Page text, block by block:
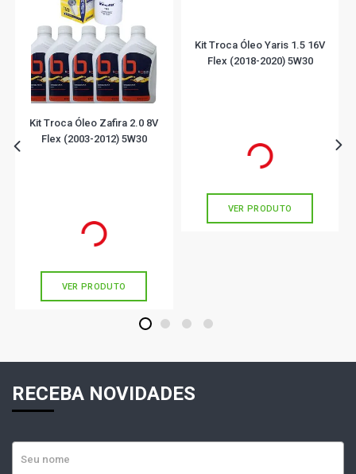
Kit Troca Óleo Zafira 2.0 8V
Flex (2003-2012) 5W30
R$ 174,90
VER PRODUTO
Kit Troca Óleo Yaris 1.5 16V
Flex (2018-2020) 5W30
R$ 154,90
VER PRODUTO
1 2 3 4
RECEBA NOVIDADES